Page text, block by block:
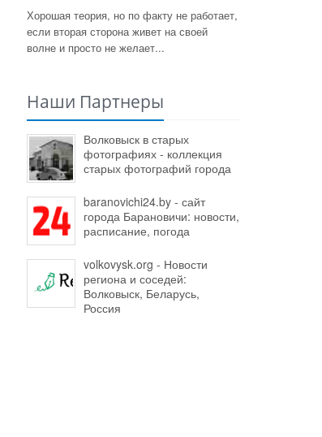
Хорошая теория, но по факту не работает,
если вторая сторона живет на своей
волне и просто не желает...
Наши Партнеры
Волковыск в старых
фотографиях - коллекция
старых фотографий города
baranovichi24.by - сайт
города Барановичи: новости,
расписание, погода
volkovysk.org - Новости
региона и соседей:
Волковыск, Беларусь,
Россия